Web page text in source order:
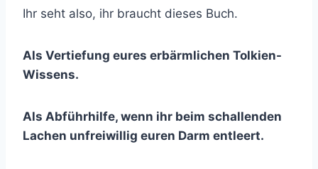
Ihr seht also, ihr braucht dieses Buch.
Als Vertiefung eures erbärmlichen Tolkien-
Wissens.
Als Abführhilfe, wenn ihr beim schallenden
Lachen unfreiwillig euren Darm entleert.